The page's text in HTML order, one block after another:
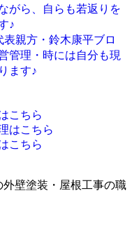
がら、自らも若返りを
♪
表親方・鈴木康平ブロ
管理・時には自分も現
ます♪
こちら
はこちら
こちら
壁塗装・屋根工事の職